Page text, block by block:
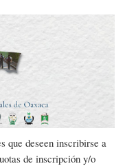
que deseen inscribirse a
de inscripción y/o